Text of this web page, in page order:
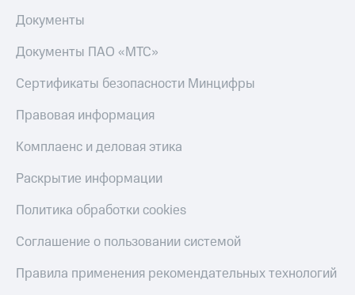
Документы
Документы ПАО «МТС»
Сертификаты безопасности Минцифры
Правовая информация
Комплаенс и деловая этика
Раскрытие информации
Политика обработки cookies
Соглашение о пользовании системой
Правила применения рекомендательных технологий